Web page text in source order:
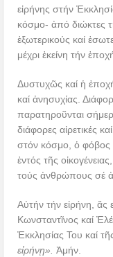
εἰρήνης στήν
κόσμο- ἀπό διώκτες
ἐξωτερικούς καί
μέχρι ἐκείνη τήν
Δυστυχῶς καί ἡ
καί ἀνησυχίας.
παρατηροῦνται
διάφορες αἱρετικές
στόν κόσμο, ὁ φόβος
ἐντός τῆς
τούς ἀνθρώπους σέ
Αὐτήν τήν εἰρήνη, ἄς
Κωνσταντῖνος καί
Ἐκκλησίας Του καί
εἰρήνῃ».Ἀμήν.